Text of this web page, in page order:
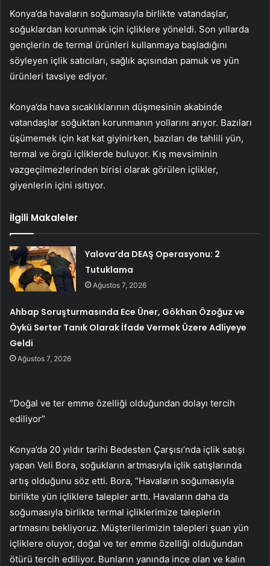
Konya’da havaların soğumasıyla birlikte vatandaşlar,
soğuklardan korunmak için içliklere yöneldi. Son yıllarda
gençlerin de termal ürünleri kullanmaya başladığını
söyleyen içlik satıcıları, sağlık açısından pamuk ve yün
ürünleri tavsiye ediyor.
Konya’da hava sıcaklıklarının düşmesinin akabinde
vatandaşlar soğuktan korunmanın yollarını arıyor. Bazıları
üşümemek için kat kat giyinirken, bazıları de tahlili yün,
termal ve örgü içliklerde buluyor. Kış mevsiminin
vazgeçilmezlerinden birisi olarak görülen içlikler,
giyenlerin içini ısıtıyor.
İlgili Makaleler
Yalova’da DEAŞ Operasyonu: 2
Tutuklama
Ağustos 7, 2026
Ahbap Soruşturmasında Ece Üner, Gökhan Özoğuz ve
Öykü Serter Tanık Olarak İfade Vermek Üzere Adliyeye
Geldi
Ağustos 7, 2026
“Doğal ve ter emme özelliği olduğundan dolayı tercih
ediliyor”
Konya’da 20 yıldır tarihi Bedesten Çarşısı’nda içlik satışı
yapan Veli Bora, soğukların artmasıyla içlik satışlarında
artış olduğunu söz etti. Bora, “Havaların soğumasıyla
birlikte yün içliklere talepler arttı. Havaların daha da
soğumasıyla birlikte termal içliklerimize taleplerin
artmasını bekliyoruz. Müşterilerimizin talepleri şuan yün
içliklere oluyor, doğal ve ter emme özelliği olduğundan
ötürü tercih ediliyor. Bunların yanında ince olan ve kalın